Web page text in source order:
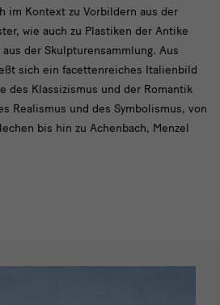
im Kontext zu Vorbildern aus der
wie auch zu Plastiken der Antike
der Skulpturensammlung. Aus
sich ein facettenreiches Italienbild
des Klassizismus und der Romantik
Realismus und des Symbolismus, von
bis hin zu Achenbach, Menzel